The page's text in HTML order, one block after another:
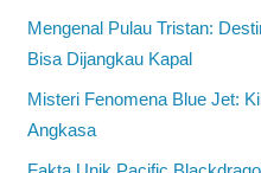
Mengenal Pulau Tristan:
Bisa Dijangkau Kapal
Misteri Fenomena Blue Jet:
Angkasa